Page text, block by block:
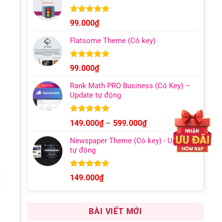
Được xếp
hạng 4.96
5 sao
99.000₫
Flatsome Theme (Có key)
Được xếp
hạng 4.95
5 sao
99.000₫
Rank Math PRO Business (Có Key) –
Update tự động
Được xếp
hạng5.00
5 sao
149.000₫ – 599.000₫Khoảng
từ
149.000₫
Newspaper Theme (Có key) - Update
tự động
Được xếp
hạng 4.92
149.000₫
BÀI VIẾT MỚI